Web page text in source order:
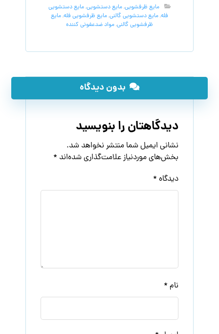
مایع ظرفشویی,مایع دستشویی,مایع دستشویی
فله,مایع دستشویی گالنی,مایع ظرفشویی فله,مایع
ظرفشویی گالنی,مواد ضدعفونی کننده
بدون دیدگاه
دیدگاهتان را بنویسید
نشانی ایمیل شما منتشر نخواهد شد.
بخش‌های موردنیاز علامت‌گذاری شده‌اند *
دیدگاه *
نام *